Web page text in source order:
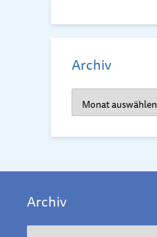
Archiv
Archiv